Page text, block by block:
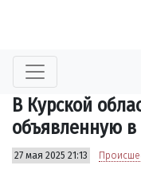
В Курской
объявленную в
27 мая 2025 21:13